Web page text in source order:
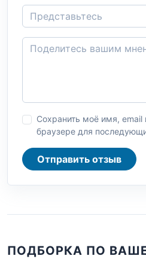
Сохранить моё имя, email
браузере для
Отправить отзыв
ПОДБОРКА ПО